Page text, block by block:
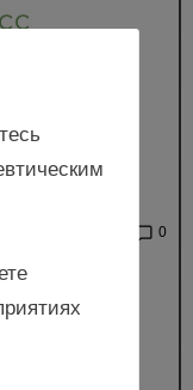
0
А.В.,